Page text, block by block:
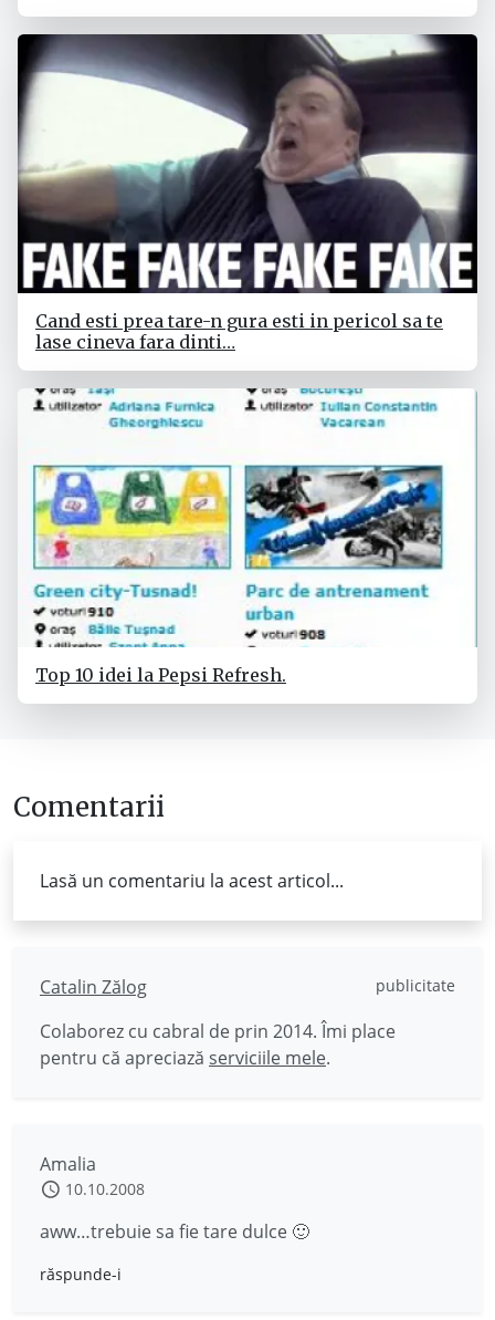
Cand esti prea tare-n gura esti in pericol sa te
lase cineva fara dinti…
Top 10 idei la Pepsi Refresh.
Comentarii
Lasă un comentariu la acest articol...
Catalin Zălog publicitate
Colaborez cu cabral de prin 2014. Îmi place
pentru că apreciază serviciile mele.
Amalia
10.10.2008
aww…trebuie sa fie tare dulce 🙂
răspunde-i